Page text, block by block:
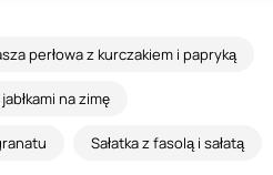
perłowa z kurczakiem i papryką
na zimę
Sałatka z fasolą i sałatą